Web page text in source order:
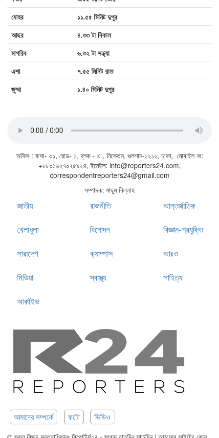
শেখ হাসিনাকে ভারত এই সুযোগ কেন দিল?
যোহর
১১.৫৫ মিনিট দুপুর
আছর
৪.৩৩ টা বিকাল
মাগরিব
৬.৩২ টা সন্ধ্যা
এশা
৭.৫৫ মিনিট রাত
জুম্মা
১.৪০ মিনিট দুপুর
অফিস : বাসা- ৩১, রোড- ১, ব্লক - এ , নিকেতন, গুলশান-১২১২, ঢাকা, মোবাইল নং:
+৮৮০১৬২৭০২৫৯২৪, ইমেইল: info@reporters24.com,
correspondentreporters24@gmail.com
সম্পাদক: মাছুম বিল্লাহ
জাতীয় রাজনীতি
আন্তর্জাতিক
খেলাধুলা
বিনোদন
বিজ্ঞান-প্রযুক্তি
সারাদেশ
ক্যাম্পাস
আরও
মিডিয়া
স্বাস্থ্য
সাহিত্য
আর্কাইভ
আমাদের সম্পর্কে ফটো ভিডিও